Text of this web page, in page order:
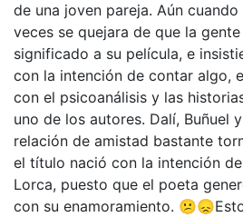
de una joven pareja. Aún
veces se quejara de que la
significado a su película, e
con la intención de contar algo,
con el psicoanálisis y las
uno de los autores. Dalí, Buñuel
relación de amistad bastante
el título nació con la intención
Lorca, puesto que el poeta
con su enamoramiento.